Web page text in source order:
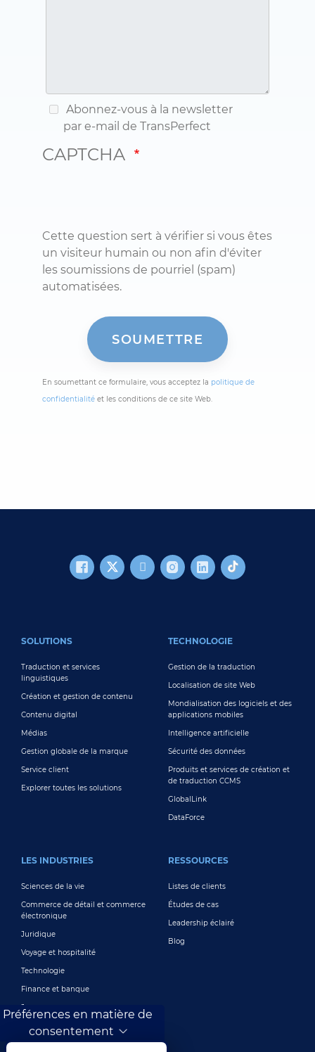
Abonnez-vous à la newsletter
par e-mail de TransPerfect
CAPTCHA
Cette question sert à vérifier si vous êtes
un visiteur humain ou non afin d'éviter
les soumissions de pourriel (spam)
automatisées.
En soumettant ce formulaire, vous acceptez la politique de
confidentialité et les conditions de ce site Web.
SOLUTIONS
Traduction et services
linguistiques
Création et gestion de contenu
Contenu digital
Médias
Gestion globale de la marque
Service client
Explorer toutes les solutions
TECHNOLOGIE
Gestion de la traduction
Localisation de site Web
Mondialisation des logiciels et des
applications mobiles
Intelligence artificielle
Sécurité des données
Produits et services de création et
de traduction CCMS
GlobalLink
DataForce
LES INDUSTRIES
Sciences de la vie
Commerce de détail et commerce
électronique
Juridique
Voyage et hospitalité
Technologie
Finance et banque
Jeux
Divertissement
Marketing numérique et publicité
RESSOURCES
Listes de clients
Études de cas
Leadership éclairé
Blog
Préférences en matière de
consentement